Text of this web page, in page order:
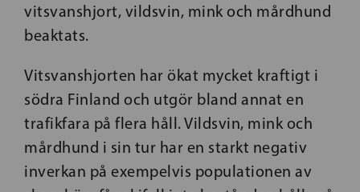
vitsvanshjort, vildsvin, mink och mårdhund
beaktats.
Vitsvanshjorten har ökat mycket kraftigt i
södra Finland och utgör bland annat en
trafikfara på flera håll. Vildsvin, mink och
mårdhund i sin tur har en starkt negativ
inverkan på exempelvis populationen av